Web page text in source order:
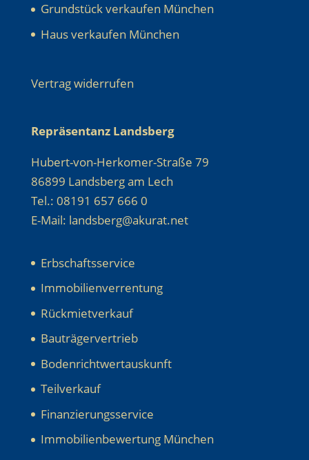
Grundstück verkaufen München
Haus verkaufen München
Vertrag widerrufen
Repräsentanz Landsberg
Hubert-von-Herkomer-Straße 79
86899 Landsberg am Lech
Tel.: 08191 657 666 0
E-Mail: landsberg@akurat.net
Erbschaftsservice
Immobilienverrentung
Rückmietverkauf
Bauträgervertrieb
Bodenrichtwertauskunft
Teilverkauf
Finanzierungsservice
Immobilienbewertung München